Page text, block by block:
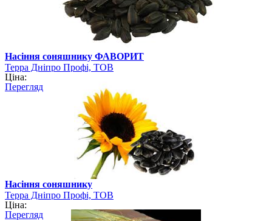
Насіння соняшнику ФАВОРИТ
Терра Дніпро Профі, ТОВ
Ціна:
Перегляд
Насіння соняшнику
Терра Дніпро Профі, ТОВ
Ціна:
Перегляд